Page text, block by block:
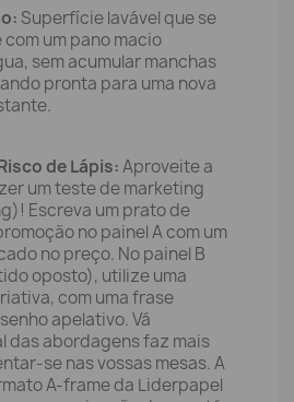
Superfície lavável que se
um pano macio
sem acumular manchas
pronta para uma nova
de Lápis:Aproveite a
um teste de marketing
Escreva um prato de
no painel A com um
no preço. No painel B
oposto), utilize uma
com uma frase
apelativo. Vá
das abordagens faz mais
se nas vossas mesas. A
A-frame da Liderpapel